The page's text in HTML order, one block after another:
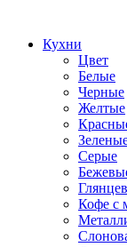
Кухни
Цвет
Белые
Черные
Желтые
Серые
Кофе с